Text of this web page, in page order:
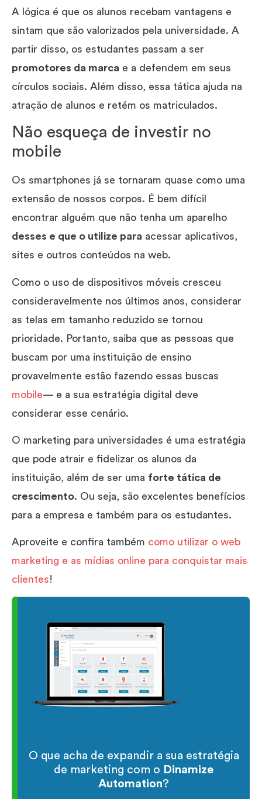
A lógica é que os alunos recebam vantagens e
sintam que são valorizados pela universidade. A
partir disso, os estudantes passam a ser
promotores da marca e a defendem em seus
círculos sociais. Além disso, essa tática ajuda na
atração de alunos e retém os matriculados.
Não esqueça de investir no
mobile
Os smartphones já se tornaram quase como uma
extensão de nossos corpos. É bem difícil
encontrar alguém que não tenha um aparelho
desses e que o utilize para acessar aplicativos,
sites e outros conteúdos na web.
Como o uso de dispositivos móveis cresceu
consideravelmente nos últimos anos, considerar
as telas em tamanho reduzido se tornou
prioridade. Portanto, saiba que as pessoas que
buscam por uma instituição de ensino
provavelmente estão fazendo essas buscas
mobile— e a sua estratégia digital deve
considerar esse cenário.
O marketing para universidades é uma estratégia
que pode atrair e fidelizar os alunos da
instituição, além de ser uma forte tática de
crescimento. Ou seja, são excelentes benefícios
para a empresa e também para os estudantes.
Aproveite e confira também como utilizar o web
marketing e as mídias online para conquistar mais
clientes!
O que acha de expandir a sua estratégia
de marketing com o Dinamize
Automation?